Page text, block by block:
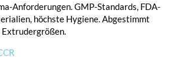
Anforderungen. GMP-Standards, FDA-
höchste Hygiene. Abgestimmt